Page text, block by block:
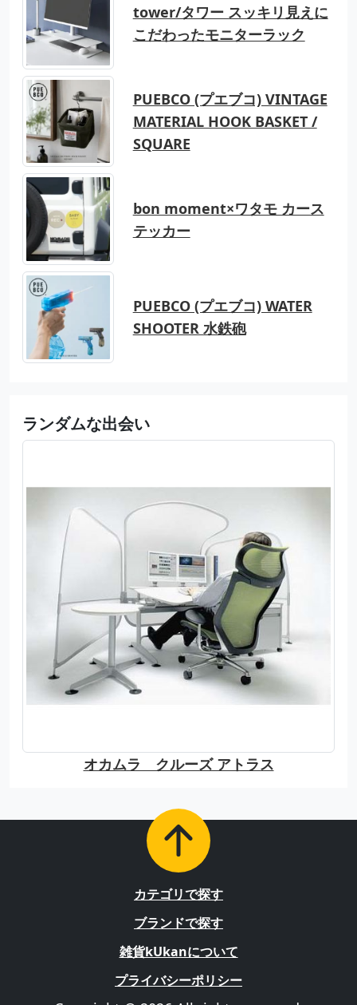
tower/タワー スッキリ見えに
こだわったモニターラック
PUEBCO (プエブコ) VINTAGE
MATERIAL HOOK BASKET /
SQUARE
bon moment×ワタモ カース
テッカー
PUEBCO (プエブコ) WATER
SHOOTER 水鉄砲
ランダムな出会い
オカムラ クルーズ アトラス
カテゴリで探す
ブランドで探す
雑貨kUkanについて
プライバシーポリシー